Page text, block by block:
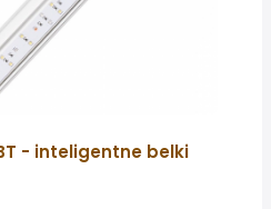
- inteligentne belki